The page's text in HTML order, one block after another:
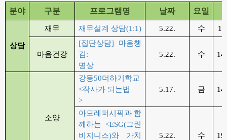
분야 구분 프로그램명 날짜 요일
상담
재무 재무설계 상담(1:1) 5.22. 수
마음건강
[집단상담] 마음챙
김:
명상
5.22. 수
소양
강동50더하기학교
<작사가 되는법
>
5.17. 금
아모레퍼시픽과 함
께하는 <ESG(그린
비지니스)와 가치
5.22. 수